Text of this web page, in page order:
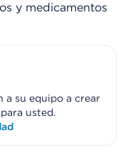
y medicamentos
a su equipo a crear
usted.